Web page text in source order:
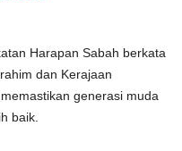
Harapan Sabah berkata
dan Kerajaan
generasi muda
baik.